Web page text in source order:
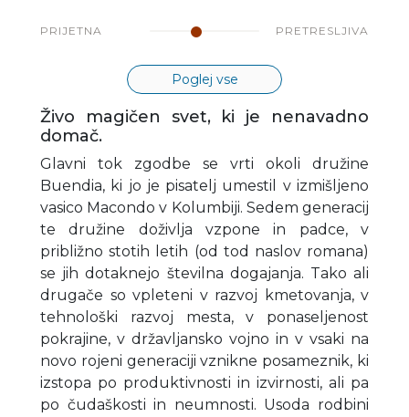
PRIJETNA PRETRESLJIVA
Poglej vse
Živo magičen svet, ki je nenavadno
domač.
Glavni tok zgodbe se vrti okoli družine
Buendia, ki jo je pisatelj umestil v izmišljeno
vasico Macondo v Kolumbiji. Sedem generacij
te družine doživlja vzpone in padce, v
približno stotih letih (od tod naslov romana)
se jih dotaknejo številna dogajanja. Tako ali
drugače so vpleteni v razvoj kmetovanja, v
tehnološki razvoj mesta, v ponaseljenost
pokrajine, v državljansko vojno in v vsaki na
novo rojeni generaciji vznikne posameznik, ki
izstopa po produktivnosti in izvirnosti, ali pa
po čudaškosti in neumnosti. Usoda rodbini